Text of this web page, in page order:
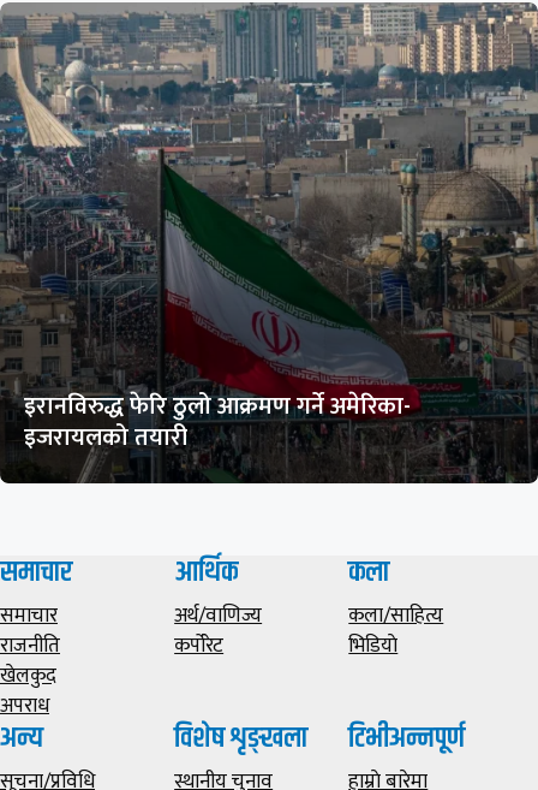
इरानविरुद्ध फेरि ठुलो आक्रमण गर्ने अमेरिका-
इजरायलको तयारी
समाचार
समाचार
राजनीति
खेलकुद
अपराध
आर्थिक
अर्थ/वाणिज्य
कर्पोरेट
कला
कला/साहित्य
भिडियाे
अन्य
सूचना/प्रविधि
विशेष शृङ्खला
स्थानीय चुनाव
टिभीअन्नपूर्ण
हाम्राे बारेमा